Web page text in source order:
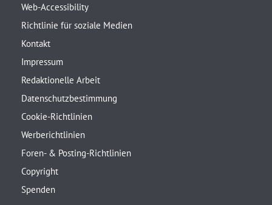
Web-Accessibility
Richtlinie für soziale Medien
Kontakt
Impressum
Redaktionelle Arbeit
Datenschutzbestimmung
Cookie-Richtlinien
Werberichtlinien
Foren- & Posting-Richtlinien
Copyright
Spenden